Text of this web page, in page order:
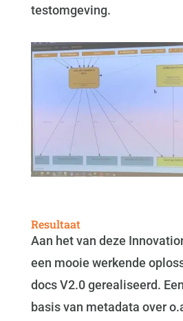
testomgeving.
Resultaat
Aan het van deze
een mooie werkende
docs V2.0 gerealiseerd.
basis van metadata over